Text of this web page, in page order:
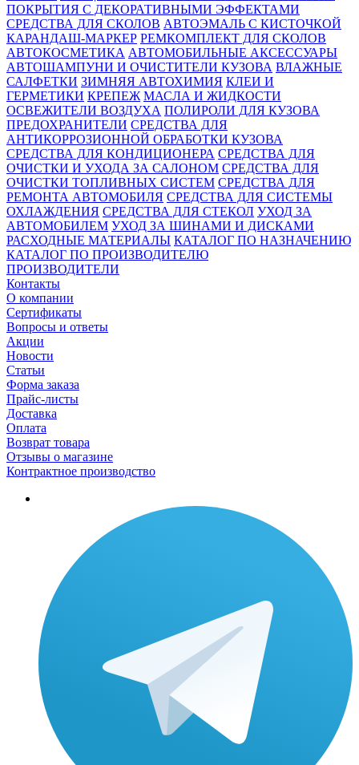
ПОКРЫТИЯ С ДЕКОРАТИВНЫМИ ЭФФЕКТАМИ
СРЕДСТВА ДЛЯ СКОЛОВ АВТОЭМАЛЬ С КИСТОЧКОЙ
КАРАНДАШ-МАРКЕР РЕМКОМПЛЕКТ ДЛЯ СКОЛОВ
АВТОКОСМЕТИКА АВТОМОБИЛЬНЫЕ АКСЕССУАРЫ
АВТОШАМПУНИ И ОЧИСТИТЕЛИ КУЗОВА ВЛАЖНЫЕ
САЛФЕТКИ ЗИМНЯЯ АВТОХИМИЯ КЛЕИ И
ГЕРМЕТИКИ КРЕПЕЖ МАСЛА И ЖИДКОСТИ
ОСВЕЖИТЕЛИ ВОЗДУХА ПОЛИРОЛИ ДЛЯ КУЗОВА
ПРЕДОХРАНИТЕЛИ СРЕДСТВА ДЛЯ
АНТИКОРРОЗИОННОЙ ОБРАБОТКИ КУЗОВА
СРЕДСТВА ДЛЯ КОНДИЦИОНЕРА СРЕДСТВА ДЛЯ
ОЧИСТКИ И УХОДА ЗА САЛОНОМ СРЕДСТВА ДЛЯ
ОЧИСТКИ ТОПЛИВНЫХ СИСТЕМ СРЕДСТВА ДЛЯ
РЕМОНТА АВТОМОБИЛЯ СРЕДСТВА ДЛЯ СИСТЕМЫ
ОХЛАЖДЕНИЯ СРЕДСТВА ДЛЯ СТЕКОЛ УХОД ЗА
АВТОМОБИЛЕМ УХОД ЗА ШИНАМИ И ДИСКАМИ
РАСХОДНЫЕ МАТЕРИАЛЫ КАТАЛОГ ПО НАЗНАЧЕНИЮ
КАТАЛОГ ПО ПРОИЗВОДИТЕЛЮ
ПРОИЗВОДИТЕЛИ
Контакты
О компании
Сертификаты
Вопросы и ответы
Акции
Новости
Статьи
Форма заказа
Прайс-листы
Доставка
Оплата
Возврат товара
Отзывы о магазине
Контрактное производство